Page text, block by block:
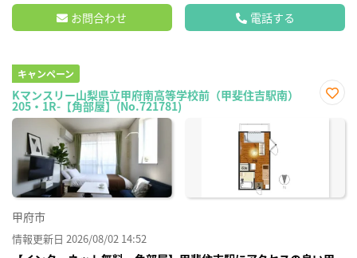
お問合わせ 電話する
キャンペーン
Kマンスリー山梨県立甲府南高等学校前（甲斐住吉駅南）
205・1R-【角部屋】(No.721781)
に入
甲府市
情報更新日 2026/08/02 14:52